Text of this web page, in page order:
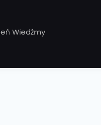
Wiedźmy